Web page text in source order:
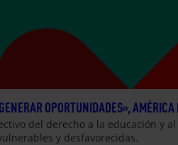
OPORTUNIDADES»,
del derecho a la educación y
y desfavorecidas.